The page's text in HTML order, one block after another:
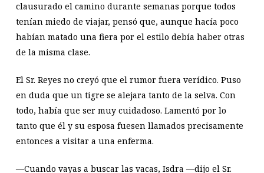
clausurado el camino durante semanas porque todos
tenían miedo de viajar, pensó que, aunque hacía poco
habían matado una fiera por el estilo debía haber otras
de la misma clase.
El Sr. Reyes no creyó que el rumor fuera verídico. Puso
en duda que un tigre se alejara tanto de la selva. Con
todo, había que ser muy cuidadoso. Lamentó por lo
tanto que él y su esposa fuesen llamados precisamente
entonces a visitar a una enferma.
—Cuando vayas a buscar las vacas, Isdra —dijo el Sr.